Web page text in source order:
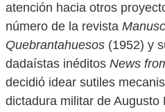
atención hacia otros
número de la revista
Quebrantahuesos (1952) y
dadaístas inéditos News
decidió idear sutiles
dictadura militar de Augusto